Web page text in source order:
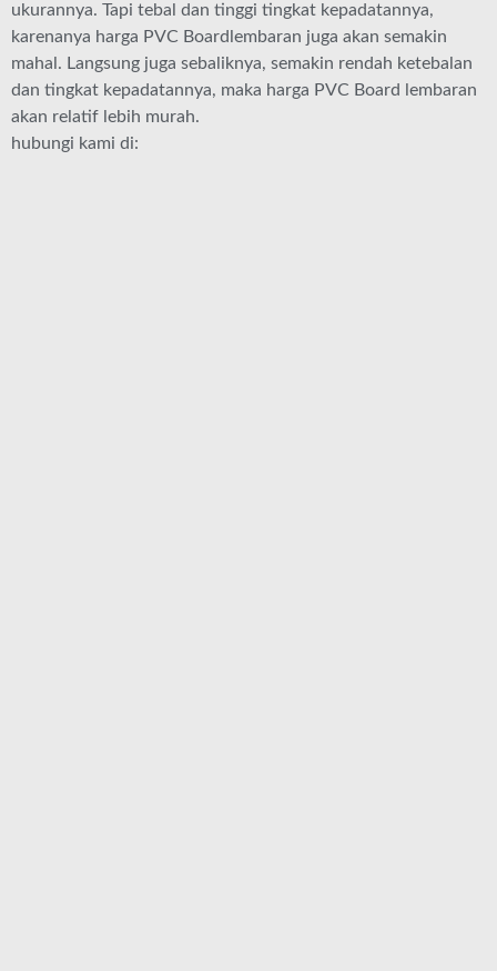
ukurannya. Tapi tebal dan tinggi tingkat kepadatannya,
karenanya harga PVC Boardlembaran juga akan semakin
mahal. Langsung juga sebaliknya, semakin rendah ketebalan
dan tingkat kepadatannya, maka harga PVC Board lembaran
akan relatif lebih murah.
hubungi kami di: